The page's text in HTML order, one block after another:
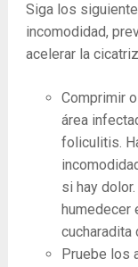
Siga los
incomodidad,
acelerar la
Comprimir
área
foliculitis.
si hay
humedecer
cucharadita
Pruebe los